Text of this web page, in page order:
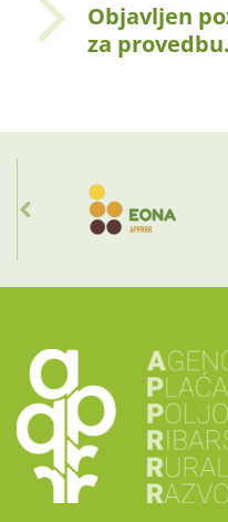
Objavljen
za